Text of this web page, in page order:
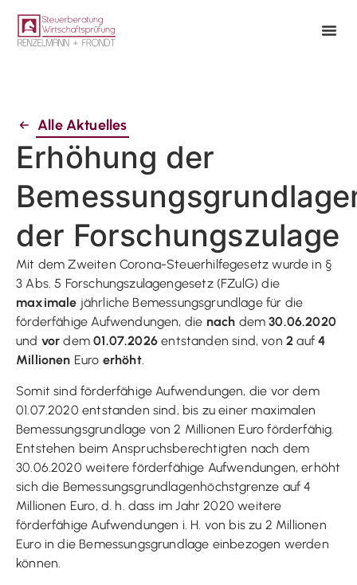
Alle Aktuelles
Erhöhung der
der Forschungszulage
Mit dem Zweiten Corona-Steuerhilfegesetz wurde in §
3 Abs. 5 Forschungszulagengesetz (FZulG) die
maximale jährliche Bemessungsgrundlage für die
förderfähige Aufwendungen, die nach dem30.06.2020
und vor dem01.07.2026 entstanden sind, von 2 auf4
Millionen Euro erhöht.
Somit sind förderfähige Aufwendungen, die vor dem
01.07.2020 entstanden sind, bis zu einer maximalen
Bemessungsgrundlage von 2 Millionen Euro förderfähig.
Entstehen beim Anspruchsberechtigten nach dem
30.06.2020 weitere förderfähige Aufwendungen, erhöht
sich die Bemessungsgrundlagenhöchstgrenze auf 4
Millionen Euro, d. h. dass im Jahr 2020 weitere
förderfähige Aufwendungen i. H. von bis zu 2 Millionen
Euro in die Bemessungsgrundlage einbezogen werden
können.